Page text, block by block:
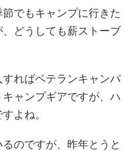
でもキャンプに行きた
どうしても薪ストーブ
ればベテランキャンパ
ャンプギアですが、ハ
よね。
のですが、昨年とうと